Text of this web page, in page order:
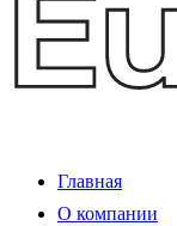
Главная
О компании